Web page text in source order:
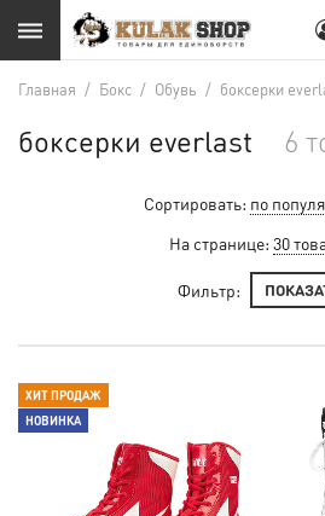
Главная / Бокс / Обувь / боксерки
боксерки everlast 6
Сортировать: по
На странице: 30
Фильтр:
ХИТ ПРОДАЖ
НОВИНКА